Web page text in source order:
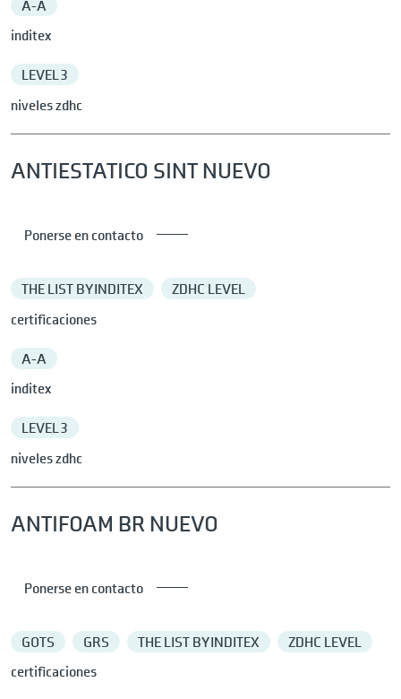
A-A
inditex
LEVEL 3
niveles zdhc
ANTIESTATICO SINT NUEVO
Ponerse en contacto
THE LIST BY INDITEX
ZDHC LEVEL
certificaciones
A-A
inditex
LEVEL 3
niveles zdhc
ANTIFOAM BR NUEVO
Ponerse en contacto
GOTS GRS THE LIST BY INDITEX
ZDHC LEVEL
certificaciones